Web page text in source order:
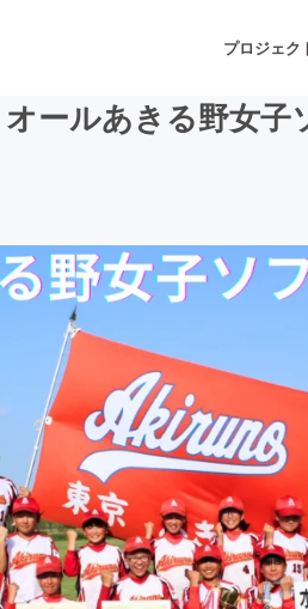
プロジェク
ェット ゲーム・サービ
書籍・雑誌出版
チャレンジ
性化
オールあきる野女